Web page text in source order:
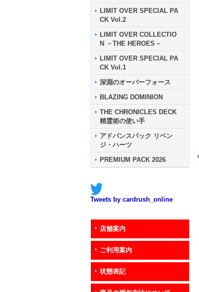
LIMIT OVER SPECIAL PA
CK Vol.2
LIMIT OVER COLLECTIO
N －THE HEROES－
LIMIT OVER SPECIAL PA
CK Vol.1
深淵のオーバーフォース
BLAZING DOMINION
THE CHRONICLES DECK
精霊術の使い手
アドバンスパック リベン
ジ・ハーツ
PREMIUM PACK 2026
Tweets by cardrush_online
店舗案内
ご利用案内
状態表記